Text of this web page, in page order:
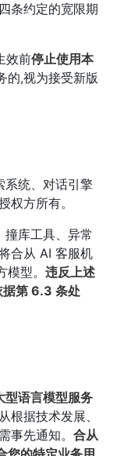
条约定的宽限期
效前停止使用本
的,视为接受新版
系统、对话引擎
权方所有。
库工具、异常
合从 AI 客服机
型。 违反上述
据第 6.3 条处
型语言模型服务
根据技术发展、
事先通知。 合从